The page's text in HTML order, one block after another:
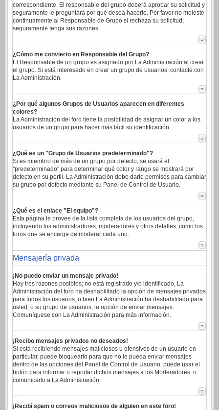
correspondiente. El responsable del grupo deberá aprobar su solicitud y
seguramente le preguntará por qué desea hacerlo. Por favor no moleste
continuamente al Responsable de Grupo si rechaza su solicitud;
seguramente tenga sus razones.
¿Cómo me convierto en Responsable del Grupo?
El Responsable de un grupo es asignado por La Administración al crear
el grupo. Si está interesado en crear un grupo de usuarios, contacte con
La Administración.
¿Por qué algunos Grupos de Usuarios aparecen en diferentes
colores?
La Administración del foro tiene la posibilidad de asignar un color a los
usuarios de un grupo para hacer más fácil su identificación.
¿Qué es un "Grupo de Usuarios predeterminado"?
Si es miembro de más de un grupo por defecto, se usará el
"predeterminado" para determinar qué color y rango se mostrará por
defecto en su perfil. La Administración debe darle permisos para cambiar
su grupo por defecto mediante su Panel de Control de Usuario.
¿Qué es el enlace "El equipo"?
Esta página le provee de la lista completa de los usuarios del grupo,
incluyendo los administradores, moderadores y otros detalles, como los
foros que se encarga de moderar cada uno.
Mensajería privada
¡No puedo enviar un mensaje privado!
Hay tres razones posibles; no está registrado y/o identificado, La
Administración del foro ha deshabilitado la opción de mensajes privados
para todos los usuarios, o bien La Administración ha deshabilitado para
usted, o su grupo de usuarios, la opción de enviar mensajes.
Comuníquese con La Administración para más información.
¡Recibo mensajes privados no deseados!
Si está recibiendo mensajes maliciosos u ofensivos de un usuario en
particular, puede bloquearlo para que no le pueda enviar mensajes
dentro de las opciones del Panel de Control de Usuario, puede usar el
botón para informar o reportar dichos mensajes a los Moderadores, o
comunicarlo a La Administración.
¡Recibí spam o correos maliciosos de alguien en este foro!